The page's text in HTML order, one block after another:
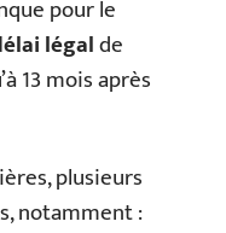
pour le
légalde
13 mois après
plusieurs
notamment :